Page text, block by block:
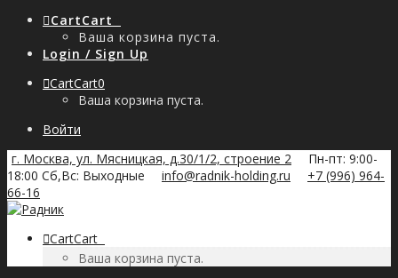
CartCart
Ваша корзина пуста.
Login / Sign Up
CartCart0
Ваша корзина пуста.
Войти
г. Москва, ул. Мясницкая, д.30/1/2, строение 2
Пн-пт: 9:00-
18:00 Сб,Вс: Выходные
info@radnik-holding.ru
+7 (996) 964-
66-16
CartCart
Ваша корзина пуста.